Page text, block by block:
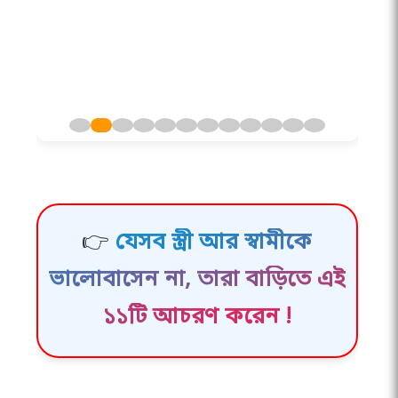
👉 যেসব স্ত্রী আর স্বামীকে
ভালোবাসেন না, তারা বাড়িতে এই
১১টি আচরণ করেন !